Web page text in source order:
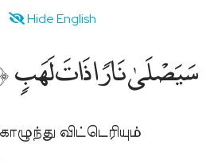
Hide English
سَيَصْلَىٰ نَارًۭا ذَاتَ لَهَبٍۢ ﴿
விட்டெரியும்